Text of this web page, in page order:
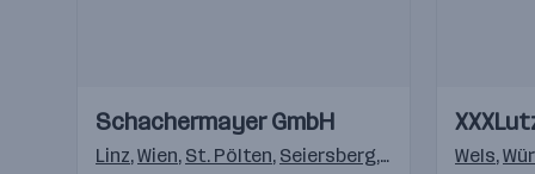
Videos
Einblicke
Einblicke
Schachermayer GmbH
Linz,Wien, St. Pölten, Seiersberg,Villach Innsbruck
Videos
Einblicke
Einblicke
Wels,